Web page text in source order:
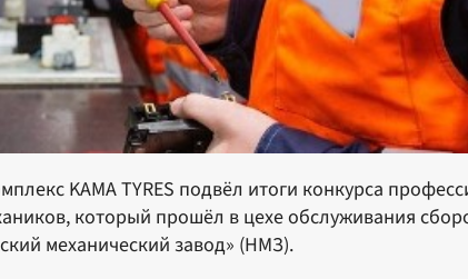
KAMA TYRES подвёл итоги конкурса
который прошёл в цехе обслуживания
механический завод» (НМЗ).